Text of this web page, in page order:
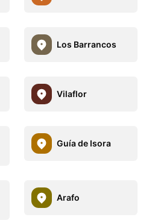
Los Barrancos
Vilaflor
Guía de Isora
Arafo